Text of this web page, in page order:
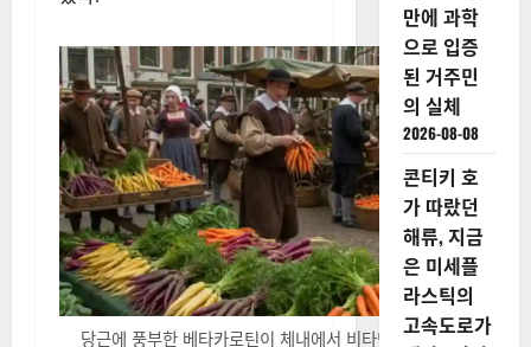
당근에 풍부한 베타카로틴이 체내에서 비타민 A로 전환되어
만에 과학
으로 입증
된 거주민
의 실체
2026-08-08
콘티키 호
가 따랐던
해류, 지금
은 미세플
라스틱의
고속도로가